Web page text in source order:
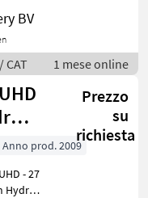
Hours:
BV
CAT 1 mese online
/
Prezzo
su
richiesta
Anno prod. 2009
- 27
Hydr